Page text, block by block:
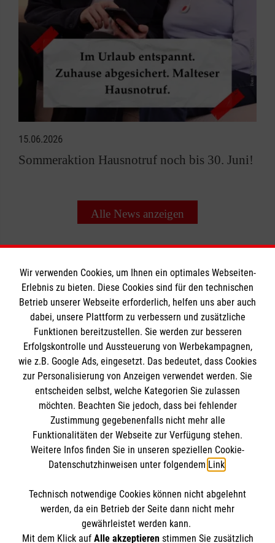
15.06.2026
Sommeraktion Hausnotruf noch bis 30. Juni!
Alle News anzeigen
Informationen
Impressum
Datenschutz
Barrierefreiheit
Kontakt
Die Malteser
Malteser in Deutschland
Malteserorden
Sharepoint
Spendenkonto
Bank: Pax-Bank
IBAN: DE26 3706 0120 1201 2260 11
So finden Sie uns
Wir verwenden Cookies, um Ihnen ein optimales Webseiten-
Erlebnis zu bieten. Diese Cookies sind für den technischen
Betrieb unserer Webseite erforderlich, helfen uns aber auch
dabei, unsere Plattform zu verbessern und zusätzliche
Funktionen bereitzustellen. Sie werden zur besseren
Erfolgskontrolle und Aussteuerung von Werbekampagnen,
wie z.B. Google Ads, eingesetzt. Das bedeutet, dass Cookies
zur Personalisierung von Anzeigen verwendet werden. Sie
entscheiden selbst, welche Kategorien Sie zulassen
möchten. Beachten Sie jedoch, dass bei fehlender
Zustimmung gegebenenfalls nicht mehr alle
Funktionalitäten der Webseite zur Verfügung stehen.
Weitere Infos finden Sie in unseren speziellen Cookie-
Datenschutzhinweisen unter folgendem Link.
Technisch notwendige Cookies können nicht abgelehnt
werden, da ein Betrieb der Seite dann nicht mehr
gewährleistet werden kann.
Mit dem Klick auf Alle akzeptierenstimmen Sie zusätzlich